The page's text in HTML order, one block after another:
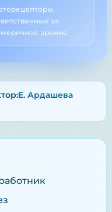
за
зрение
Е. Ардашева